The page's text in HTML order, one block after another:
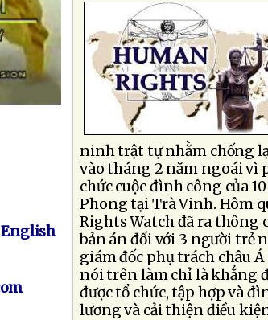
English
ninh trật tự nhằm chống
vào tháng 2 năm ngoái vì
chức cuộc đình công của
Phong tại Trà Vinh. Hôm
Rights Watch đã ra thông
bản án đối với 3 người trẻ
giám đốc phụ trách châu
nói trên làm chỉ là khẳng
được tổ chức, tập hợp và
lương và cải thiện điều